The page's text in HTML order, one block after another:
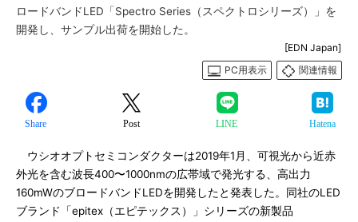
ロードバンドLED「Spectro Series（スペクトロシリーズ）」を
開発し、サンプル出荷を開始した。
[EDN Japan]
PC用表示
関連情報
Share Post LINE Hatena
ウシオオプトセミコンダクターは2019年1月、可視光から近赤
外光を含む波長400〜1000nmの広帯域で発光する、高出力
160mWのブロードバンドLEDを開発したと発表した。同社のLED
ブランド「epitex（エピテックス）」シリーズの新製品